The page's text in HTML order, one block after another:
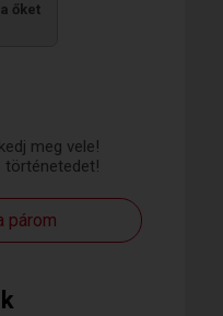
meg vele!
történetedet!
párom
őket